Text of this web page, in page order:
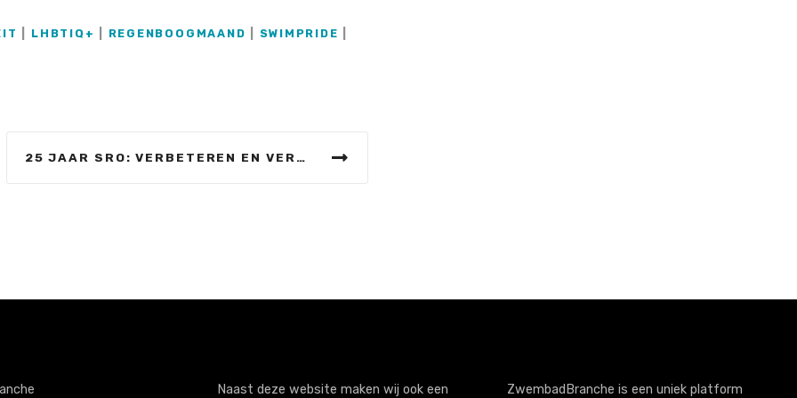
LHBTIQ+ REGENBOOGMAAND SWIMPRIDE
25 JAAR SRO: VERBETEREN EN VERSNELLEN DOOR TE STUREN OP KLANTTEVREDENHEID
Naast deze website maken wij ook een ZwembadBranche is een uniek platform